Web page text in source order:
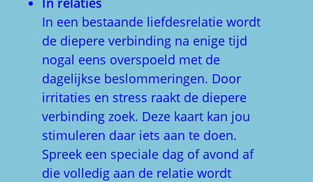
In een bestaande liefdesrelatie wordt
de diepere verbinding na enige tijd
nogal eens overspoeld met de
dagelijkse beslommeringen. Door
irritaties en stress raakt de diepere
verbinding zoek. Deze kaart kan jou
stimuleren daar iets aan te doen.
Spreek een speciale dag of avond af
die volledig aan de relatie wordt